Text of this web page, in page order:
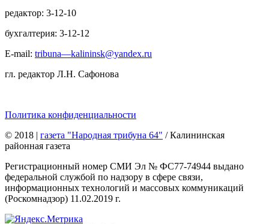
редактор: 3-12-10
бухгалтерия: 3-12-12
E-mail: tribuna—kalininsk@yandex.ru
гл. редактор Л.Н. Сафонова
Политика конфиденциальности
© 2018 | газета "Народная трибуна 64" / Калининская
районная газета
Регистрационный номер СМИ Эл № ФС77-74944 выдано
федеральной службой по надзору в сфере связи,
информационных технологий и массовых коммуникаций
(Роскомнадзор) 11.02.2019 г.